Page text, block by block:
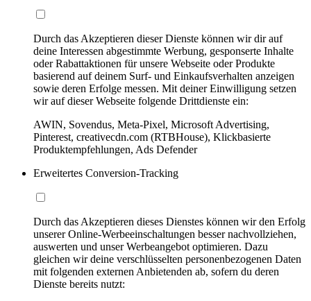
Durch das Akzeptieren dieser Dienste können wir dir auf
deine Interessen abgestimmte Werbung, gesponserte Inhalte
oder Rabattaktionen für unsere Webseite oder Produkte
basierend auf deinem Surf- und Einkaufsverhalten anzeigen
sowie deren Erfolge messen. Mit deiner Einwilligung setzen
wir auf dieser Webseite folgende Drittdienste ein:
AWIN, Sovendus, Meta-Pixel, Microsoft Advertising,
Pinterest, creativecdn.com (RTBHouse), Klickbasierte
Produktempfehlungen, Ads Defender
Erweitertes Conversion-Tracking
Durch das Akzeptieren dieses Dienstes können wir den Erfolg
unserer Online-Werbeeinschaltungen besser nachvollziehen,
auswerten und unser Werbeangebot optimieren. Dazu
gleichen wir deine verschlüsselten personenbezogenen Daten
mit folgenden externen Anbietenden ab, sofern du deren
Dienste bereits nutzt: